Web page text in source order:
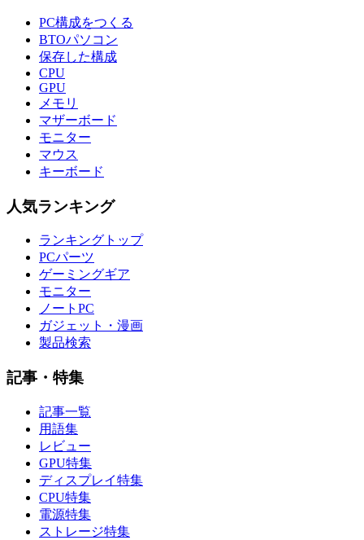
PC構成をつくる
BTOパソコン
保存した構成
CPU
GPU
メモリ
マザーボード
モニター
マウス
キーボード
人気ランキング
ランキングトップ
PCパーツ
ゲーミングギア
モニター
ノートPC
ガジェット・漫画
製品検索
記事・特集
記事一覧
用語集
レビュー
GPU特集
ディスプレイ特集
CPU特集
電源特集
ストレージ特集